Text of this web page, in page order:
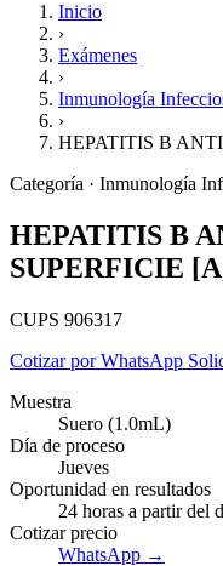
Servicios
Empresas
Inicio
›
Exámenes
›
Inmunología
›
HEPATITIS B
Categoría · Inmunología
HEPATITIS B
SUPERFICIE
CUPS 906317
Cotizar por WhatsApp
Muestra
Suero (1.0mL)
Día de proceso
Jueves
Oportunidad en resultados
24 horas a partir del
Cotizar precio
WhatsApp →